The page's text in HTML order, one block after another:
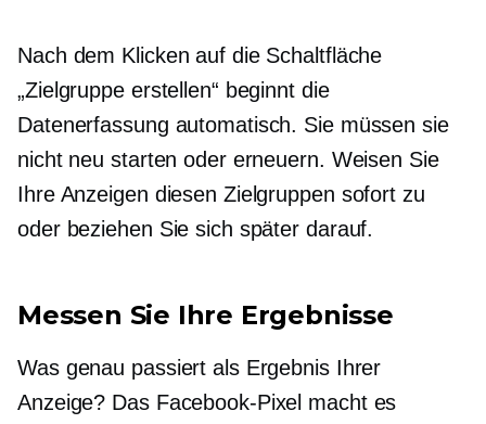
Nach dem Klicken auf die Schaltfläche
„Zielgruppe erstellen“ beginnt die
Datenerfassung automatisch. Sie müssen sie
nicht neu starten oder erneuern. Weisen Sie
Ihre Anzeigen diesen Zielgruppen sofort zu
oder beziehen Sie sich später darauf.
Messen Sie Ihre Ergebnisse
Was genau passiert als Ergebnis Ihrer
Anzeige? Das Facebook-Pixel macht es